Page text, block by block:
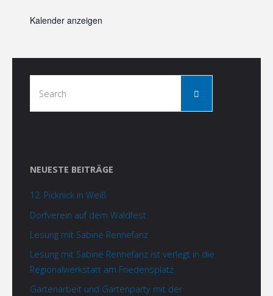
Kalender anzeigen
Search
NEUESTE BEITRÄGE
12. Picknick in Weiß
Dorfverein auf dem Waldfest
Lesung mit Sabine Rennefanz
Lesung mit Sabine Rennefanz ist verlegt in die
Regionalwerkstatt am Friedensplatz
Gartenarbeit und Gartenparty mit der